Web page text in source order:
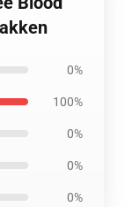
0%
100%
0%
0%
0%